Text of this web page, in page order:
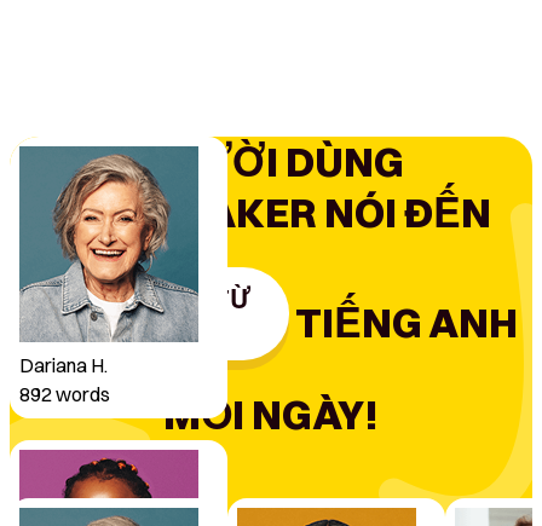
Dariana H.
892 words
NGƯỜI DÙNG
BEESPEAKER NÓI ĐẾN
1000 TỪ
TIẾNG ANH
MỖI NGÀY!